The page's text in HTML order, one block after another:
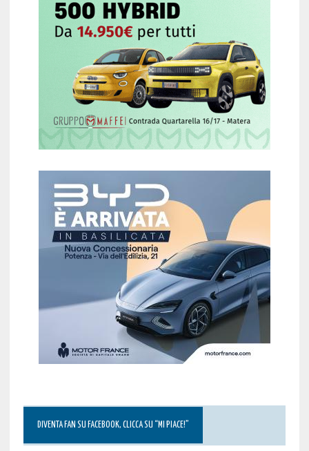
DIVENTA FAN SU FACEBOOK, CLICCA SU “MI PIACE!”